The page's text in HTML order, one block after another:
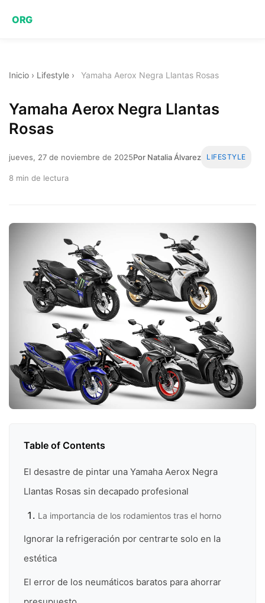
ORG
Inicio › Lifestyle › Yamaha Aerox Negra Llantas Rosas
Yamaha Aerox Negra Llantas
Rosas
jueves, 27 de noviembre de 2025Por Natalia Álvarez LIFESTYLE
8 min de lectura
Table of Contents
El desastre de pintar una Yamaha Aerox Negra
Llantas Rosas sin decapado profesional
La importancia de los rodamientos tras el horno
Ignorar la refrigeración por centrarte solo en la
estética
El error de los neumáticos baratos para ahorrar